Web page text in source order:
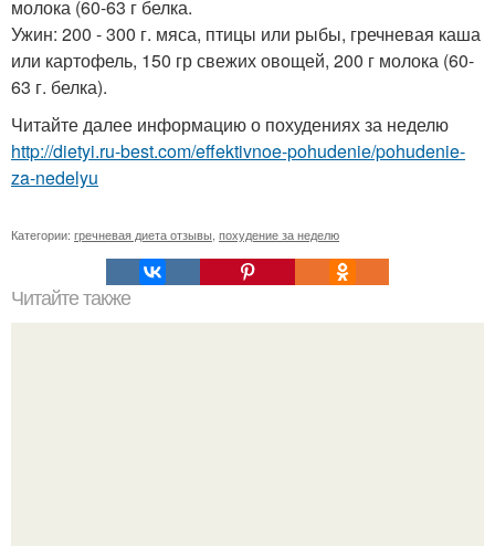
молока (60-63 г белка.
Ужин: 200 - 300 г. мяса, птицы или рыбы, гречневая каша
или картофель, 150 гр свежих овощей, 200 г молока (60-
63 г. белка).
Читайте далее информацию о похудениях за неделю
http://dietyi.ru-best.com/effektivnoe-pohudenie/pohudenie-
za-nedelyu
Категории: гречневая диета отзывы, похудение за неделю
Читайте также